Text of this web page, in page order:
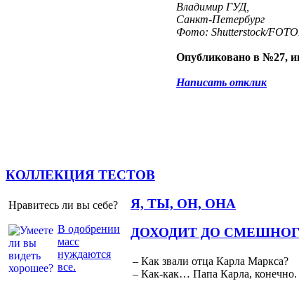
Владимир ГУД,
Санкт-Петербург
Фото: Shutterstock/
Опубликовано в №27,
Написать отклик
КОЛЛЕКЦИЯ ТЕСТОВ
Нравитесь ли вы себе?
В одобрении
масс
нуждаются
все.
Я, ТЫ, ОН, ОНА
ДОХОДИТ ДО
– Как звали отца Карла Маркса?
– Как-как… Папа Карла, конечно.